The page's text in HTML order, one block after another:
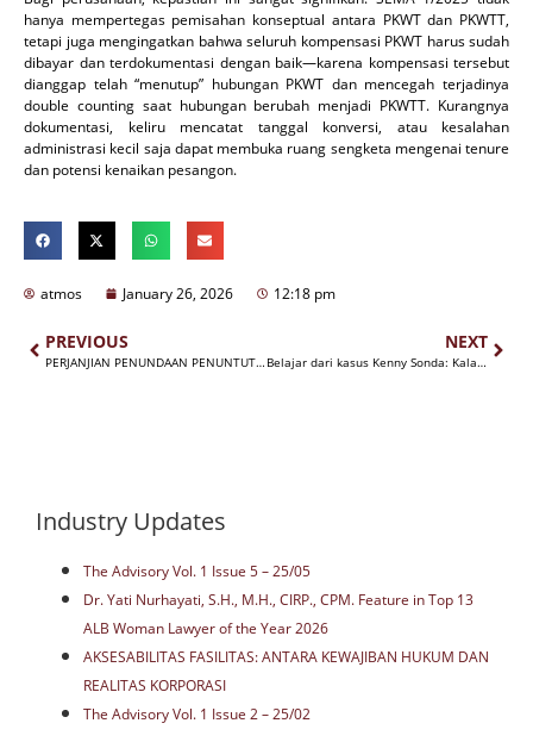
hanya mempertegas pemisahan konseptual antara PKWT dan PKWTT,
tetapi juga mengingatkan bahwa seluruh kompensasi PKWT harus sudah
dibayar dan terdokumentasi dengan baik—karena kompensasi tersebut
dianggap telah “menutup” hubungan PKWT dan mencegah terjadinya
double counting saat hubungan berubah menjadi PKWTT. Kurangnya
dokumentasi, keliru mencatat tanggal konversi, atau kesalahan
administrasi kecil saja dapat membuka ruang sengketa mengenai tenure
dan potensi kenaikan pesangon.
atmos January 26, 2026 12:18 pm
PREVIOUS
PERJANJIAN PENUNDAAN PENUNTUTAN (DPA): ANGIN SEGAR BAGI KORPORASI
NEXT
Belajar dari kasus Kenny Sonda: Kala InHouse Councel bisa dipidana karena dianggap memberikan nasihat yang tidak tepat kepada korporasi
Industry Updates
The Advisory Vol. 1 Issue 5 – 25/05
Dr. Yati Nurhayati, S.H., M.H., CIRP., CPM. Feature in Top 13
ALB Woman Lawyer of the Year 2026
AKSESABILITAS FASILITAS: ANTARA KEWAJIBAN HUKUM DAN
REALITAS KORPORASI
The Advisory Vol. 1 Issue 2 – 25/02